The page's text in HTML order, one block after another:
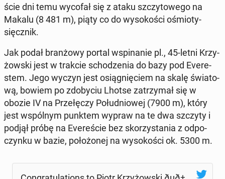
ście dni temu wycofał się z ataku szczy­to­we­go na
Makalu (8 481 m), piąty co do wy­so­ko­ści ośmio­ty­
sięcz­nik.
Jak podał bran­żo­wy portal wspi­na­nie pl., 45-letni Krzy­
żow­ski jest w trakcie scho­dze­nia do bazy pod Eve­re­
stem. Jego wyczyn jest osią­gnię­ciem na skalę świa­to­
wą, bowiem po zdo­by­ciu Lhotse za­trzy­mał się w
obozie IV na Prze­łę­czy Po­łu­dnio­wej (7900 m), który
jest wspól­nym punktem wypraw na te dwa szczyty i
podjął próbę na Eve­re­ście bez sko­rzy­sta­nia z od­po­
czyn­ku w bazie, po­ło­żo­nej na wy­so­ko­ści ok. 5300 m.